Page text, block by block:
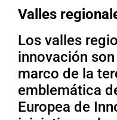
Valles
Los valles
innovación son
marco de la
emblemática
Europea de